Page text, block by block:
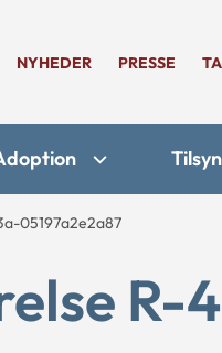
NYHEDER PRESSE
Tilsyn
05197a2e2a87
R-